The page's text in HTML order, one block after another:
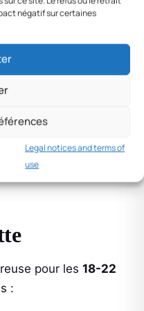
négatif sur certaines
Legal notices and terms of
use
< 645 000 DKK/an
de 218 000
sur le 2e enfant en
pour les 18-22
: